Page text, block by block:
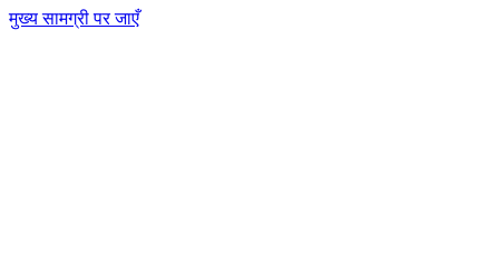
मुख्य सामग्री पर जाएँ